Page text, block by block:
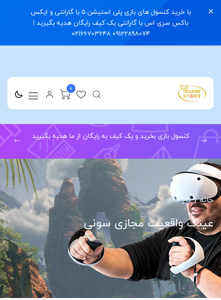
با خرید کنسول های بازی پلی استیشن 5 با گارانتی و ایکس
باکس سری اس با گارانتی یک کیف رایگان هدیه بگیرید |
09122898074 02166703648
0
کنسول بازی بخرید و یک کیف به رایگان از ما هدیه بگیرید
خانه فروشگاه
عینک واقعیت مجازی سونی